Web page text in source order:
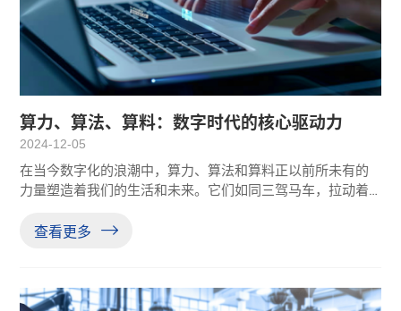
算力、算法、算料：数字时代的核心驱动力
2024-12-05
在当今数字化的浪潮中，算力、算法和算料正以前所未有的
力量塑造着我们的生活和未来。它们如同三驾马车，拉动着
算力，作为计算能力的体现，是支撑数字世界运行的基石。
查看更多